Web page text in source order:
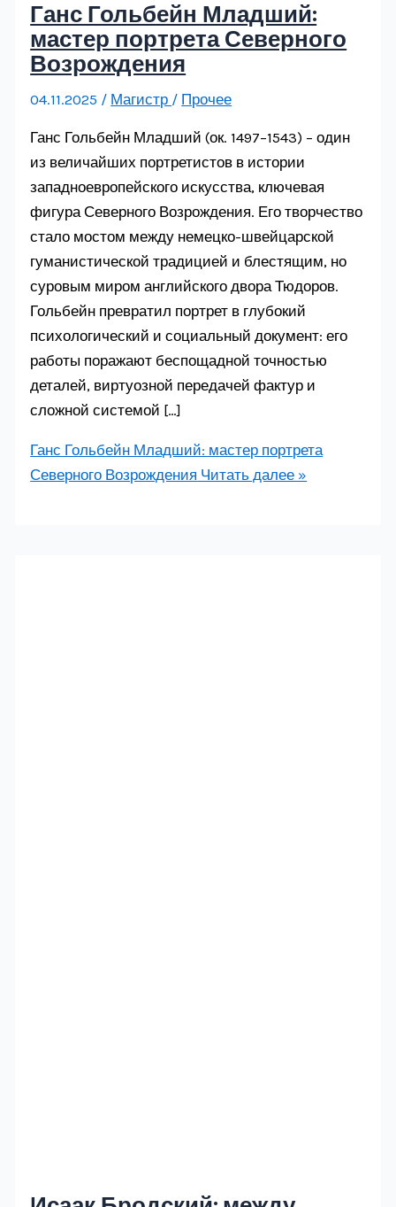
Ганс Гольбейн Младший:
мастер портрета Северного
Возрождения
04.11.2025 / Магистр / Прочее
Ганс Гольбейн Младший (ок. 1497–1543) – один
из величайших портретистов в истории
западноевропейского искусства, ключевая
фигура Северного Возрождения. Его творчество
стало мостом между немецко-швейцарской
гуманистической традицией и блестящим, но
суровым миром английского двора Тюдоров.
Гольбейн превратил портрет в глубокий
психологический и социальный документ: его
работы поражают беспощадной точностью
деталей, виртуозной передачей фактур и
сложной системой […]
Ганс Гольбейн Младший: мастер портрета
Северного Возрождения Читать далее »